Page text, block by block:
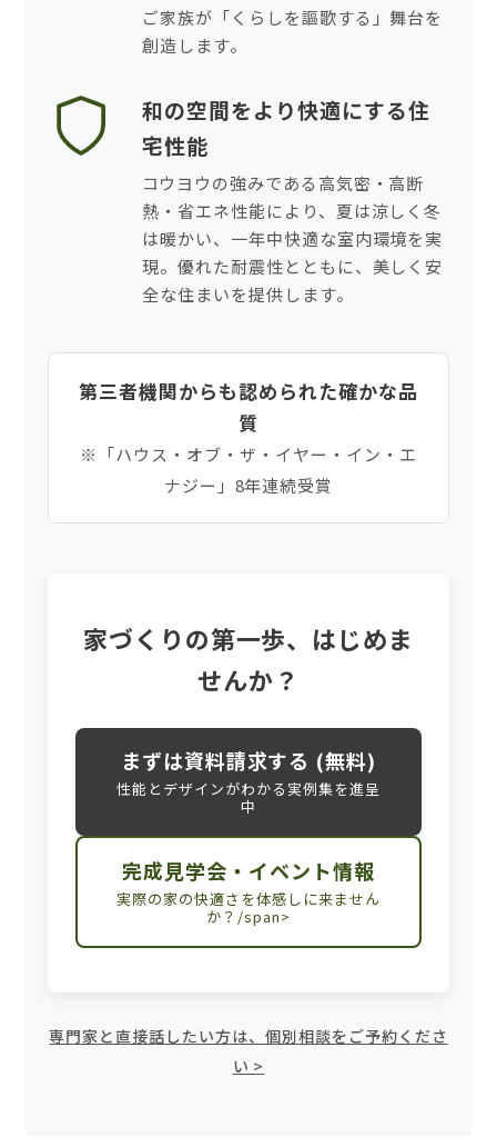
ご家族が「くらしを謳歌する」舞台を
創造します。
和の空間をより快適にする住
宅性能
コウヨウの強みである高気密・高断
熱・省エネ性能により、夏は涼しく冬
は暖かい、一年中快適な室内環境を実
現。優れた耐震性とともに、美しく安
全な住まいを提供します。
第三者機関からも認められた確かな品
質
※「ハウス・オブ・ザ・イヤー・イン・エ
ナジー」8年連続受賞
家づくりの第一歩、はじめま
せんか？
まずは資料請求する (無料)
性能とデザインがわかる実例集を進呈
中
完成見学会・イベント情報
実際の家の快適さを体感しに来ません
か？/span>
専門家と直接話したい方は、個別相談をご予約くださ
い >